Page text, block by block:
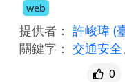
web
提供者： 許峻瑋 (
關鍵字： 交通安全
0